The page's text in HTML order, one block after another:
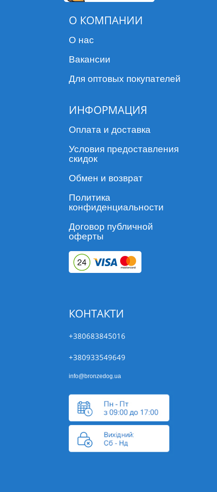
О КОМПАНИИ
О нас
Вакансии
Для оптовых покупателей
ИНФОРМАЦИЯ
Оплата и доставка
Условия предоставления
скидок
Обмен и возврат
Политика
конфиденциальности
Договор публичной
оферты
КОНТАКТИ
+380683845016
+380933549649
info@bronzedog.ua